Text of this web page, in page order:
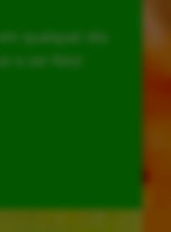
qualquer dia
e ser feliz!